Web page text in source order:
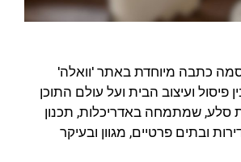
כתבה מיוחדת באתר 'וואלה'
ועיצוב הבית ועל עולם התוכן
סלע, שמתמחה באדריכלות, תכנון
ובתים פרטיים, מגוון ובעיקר